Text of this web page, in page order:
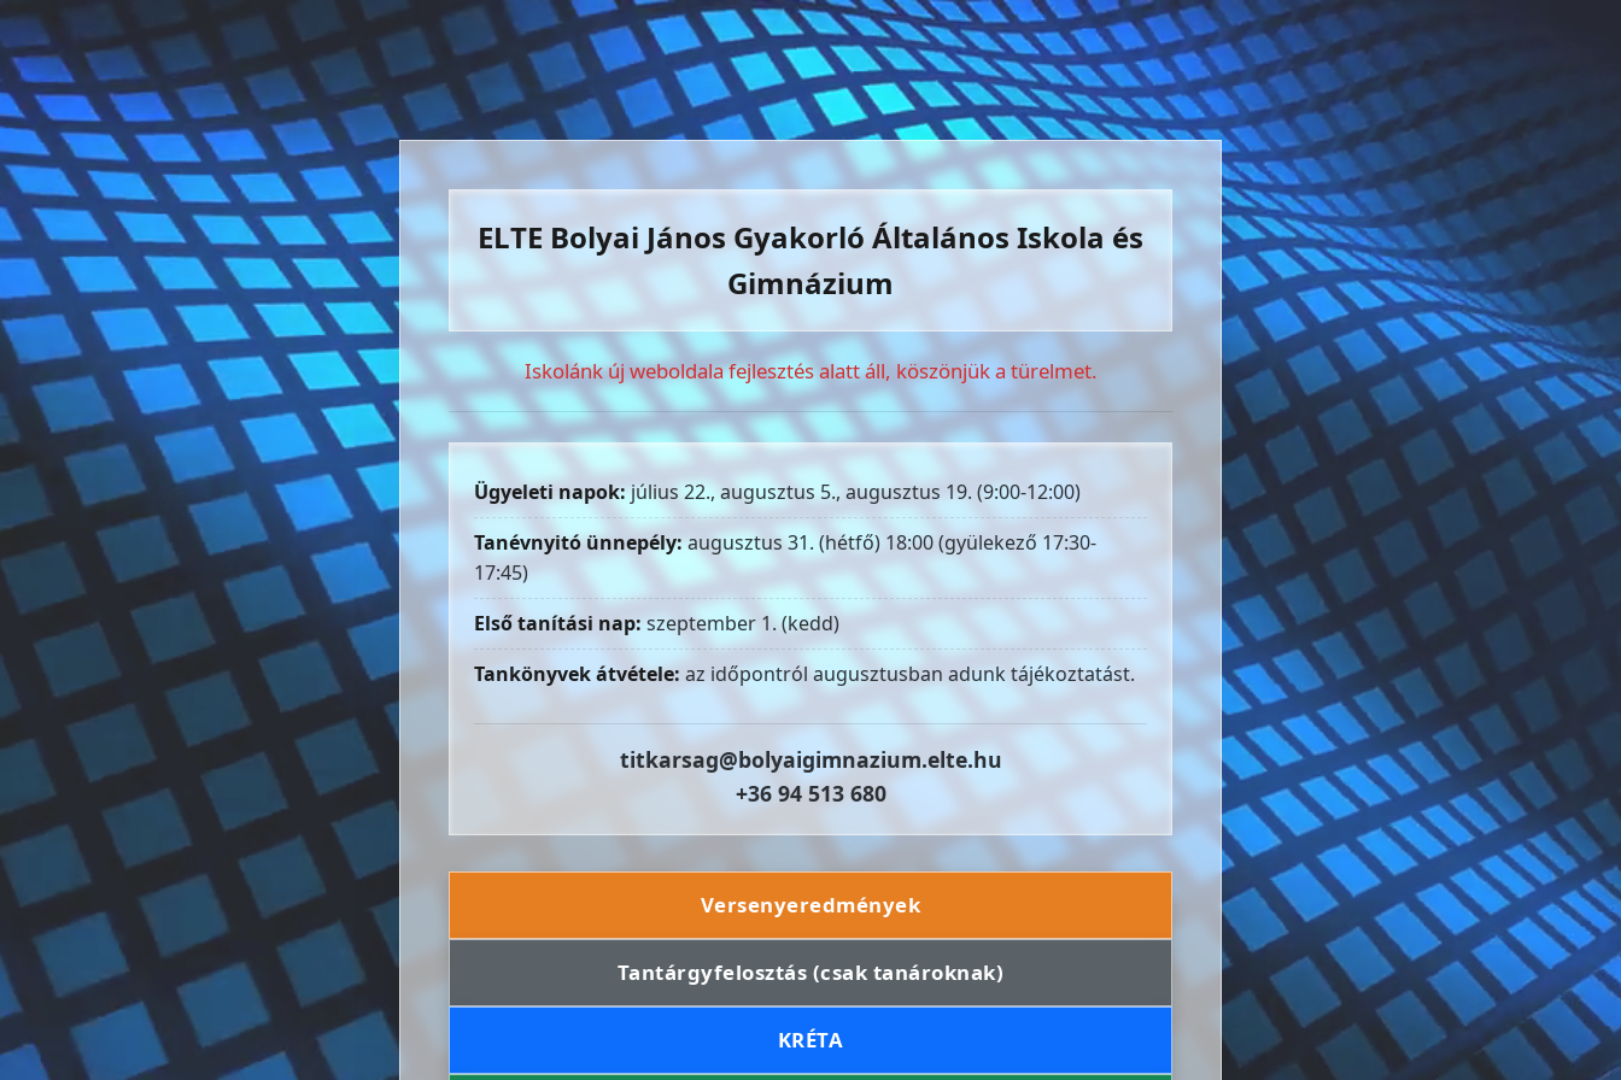
ELTE Bolyai János Gyakorló Általános Iskola és
Gimnázium
Iskolánk új weboldala fejlesztés alatt áll, köszönjük a türelmet.
Ügyeleti napok:július 22., augusztus 5., augusztus 19. (9:00-12:00)
Tanévnyitó ünnepély:augusztus 31. (hétfő) 18:00 (gyülekező 17:30-
17:45)
Első tanítási nap: szeptember 1. (kedd)
Tankönyvek átvétele: az időpontról augusztusban adunk tájékoztatást.
titkarsag@bolyaigimnazium.elte.hu
+36 94 513 680
Versenyeredmények
Tantárgyfelosztás (csak tanároknak)
KRÉTA